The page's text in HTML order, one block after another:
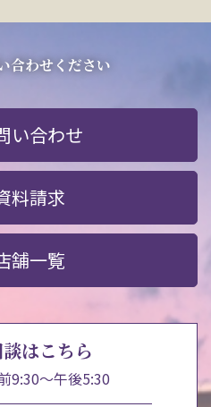
合わせください
い合わせ
料請求
舗一覧
はこちら
9:30～午後5:30